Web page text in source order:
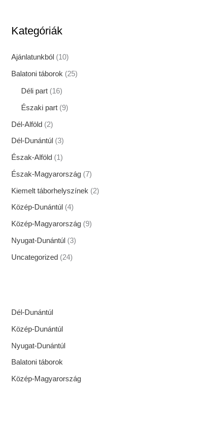
Kategóriák
Ajánlatunkból (10)
Balatoni táborok (25)
Déli part (16)
Északi part (9)
Dél-Alföld (2)
Dél-Dunántúl (3)
Észak-Alföld (1)
Észak-Magyarország (7)
Kiemelt táborhelyszínek (2)
Közép-Dunántúl (4)
Közép-Magyarország (9)
Nyugat-Dunántúl (3)
Uncategorized (24)
Dél-Dunántúl
Közép-Dunántúl
Nyugat-Dunántúl
Balatoni táborok
Közép-Magyarország